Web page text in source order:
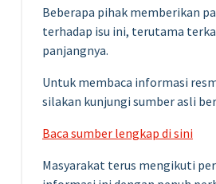
Beberapa pihak memberikan
terhadap isu ini, terutama
panjangnya.
Untuk membaca informasi
silakan kunjungi sumber asli
Baca sumber lengkap di sini
Masyarakat terus mengikuti